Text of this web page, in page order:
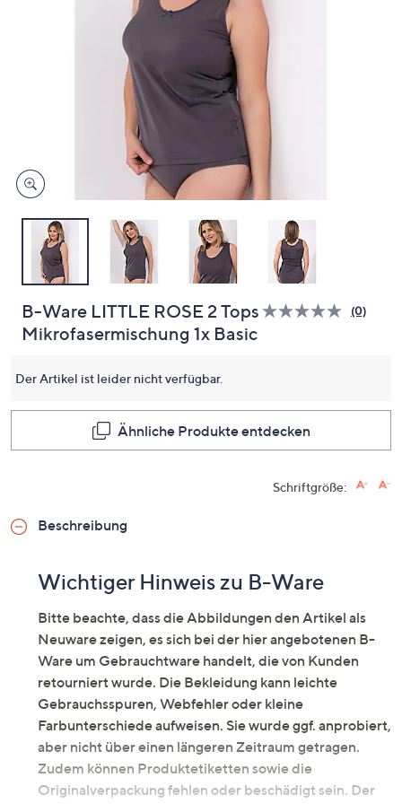
links
bzw.
diese
anzuzeigen.
B-Ware LITTLE ROSE 2 Tops
Mikrofasermischung 1x Basic
Bisher
auf
Seite.
(0)
Der Artikel ist leider nicht verfügbar.
Ähnliche Produkte entdecken
Schriftgröße:
Beschreibung
Wichtiger Hinweis zu B-Ware
Bitte beachte, dass die Abbildungen den Artikel als
Neuware zeigen, es sich bei der hier angebotenen B-
Ware um Gebrauchtware handelt, die von Kunden
retourniert wurde. Die Bekleidung kann leichte
Gebrauchsspuren, Webfehler oder kleine
Farbunterschiede aufweisen. Sie wurde ggf. anprobiert,
aber nicht über einen längeren Zeitraum getragen.
Zudem können Produktetiketten sowie die
Originalverpackung fehlen oder beschädigt sein. Der